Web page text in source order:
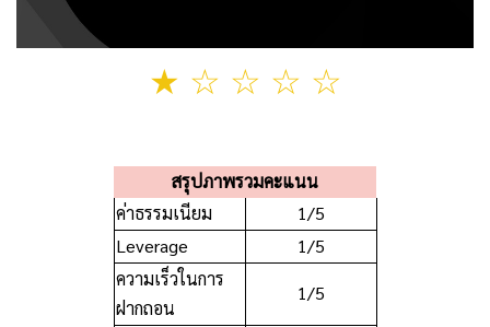
★ ☆ ☆ ☆ ☆
สรุปภาพรวมคะแนน
ค่าธรรมเนียม
1/5
Leverage
1/5
ความเร็วในการ
ฝากถอน
1/5